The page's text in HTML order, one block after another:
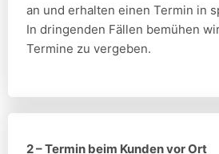
an und erhalten einen Termin in
In dringenden Fällen bemühen
Termine zu vergeben.
2 – Termin beim Kunden vor Ort